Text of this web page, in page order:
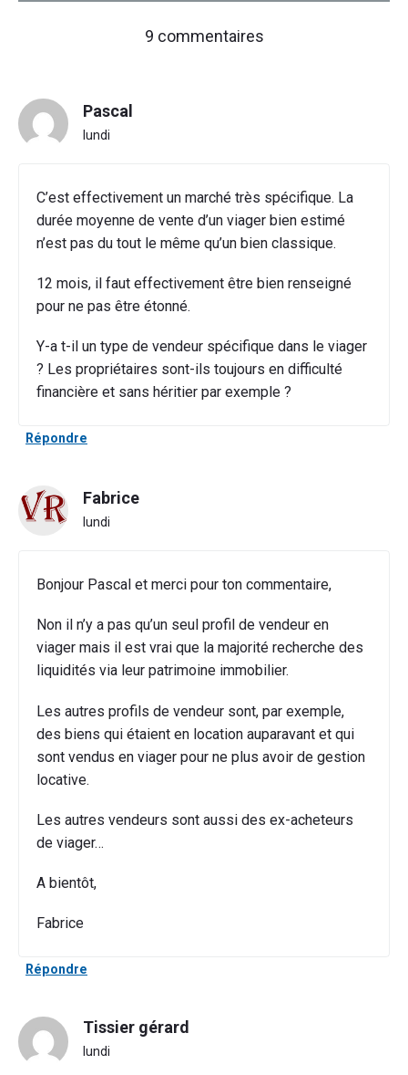
9 commentaireson
viager"
Pascal
lundi
C’est effectivement un marché très spécifique. La
durée moyenne de vente d’un viager bien estimé
n’est pas du tout le même qu’un bien classique.
12 mois, il faut effectivement être bien renseigné
pour ne pas être étonné.
Y-a t-il un type de vendeur spécifique dans le viager
? Les propriétaires sont-ils toujours en difficulté
financière et sans héritier par exemple ?
Répondre
Fabrice
lundi
Bonjour Pascal et merci pour ton commentaire,
Non il n’y a pas qu’un seul profil de vendeur en
viager mais il est vrai que la majorité recherche des
liquidités via leur patrimoine immobilier.
Les autres profils de vendeur sont, par exemple,
des biens qui étaient en location auparavant et qui
sont vendus en viager pour ne plus avoir de gestion
locative.
Les autres vendeurs sont aussi des ex-acheteurs
de viager…
A bientôt,
Fabrice
Répondre
Tissier gérard
lundi